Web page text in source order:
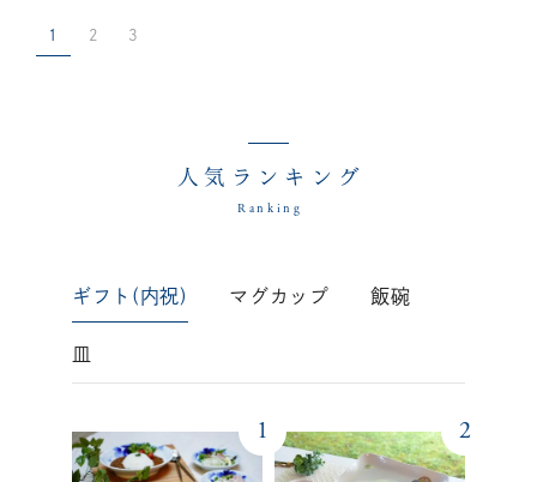
1 2 3
人気ランキング
Ranking
ギフト(内祝) マグカップ 飯碗
皿
1 2